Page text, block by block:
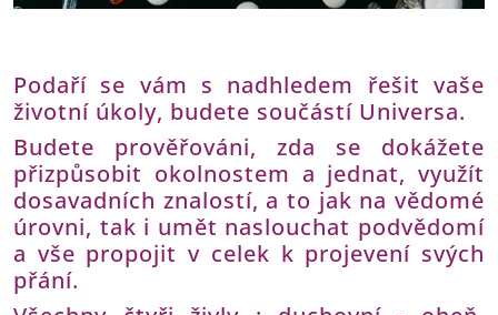
Podaří se vám s nadhledem řešit vaše
životní úkoly, budete součástí Universa.
Budete prověřováni, zda se dokážete
přizpůsobit okolnostem a jednat, využít
dosavadních znalostí, a to jak na vědomé
úrovni, tak i umět naslouchat podvědomí
a vše propojit v celek k projevení svých
přání.